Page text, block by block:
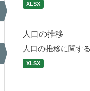
XLSX
人口の推移
人口の推移に関す
XLSX